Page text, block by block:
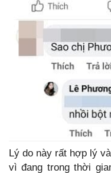
Lý do này rất hợp lý
vì đang trong thời